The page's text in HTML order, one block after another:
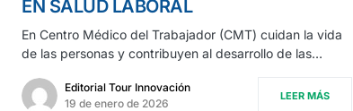
EN SALUD LABORAL
En Centro Médico del Trabajador (CMT) cuidan la vida
de las personas y contribuyen al desarrollo de las…
Editorial Tour Innovación
19 de enero de 2026
LEER MÁS